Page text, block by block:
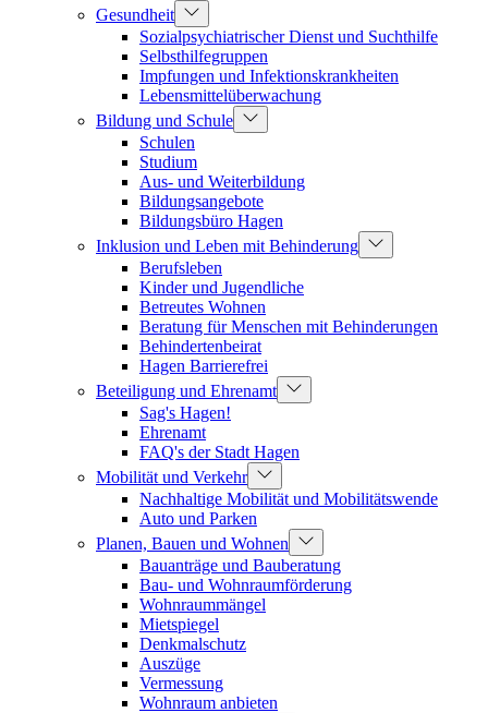
Gesundheit
Sozialpsychiatrischer Dienst und Suchthilfe
Selbsthilfegruppen
Impfungen und Infektionskrankheiten
Lebensmittelüberwachung
Bildung und Schule
Schulen
Studium
Aus- und Weiterbildung
Bildungsangebote
Bildungsbüro Hagen
Inklusion und Leben mit Behinderung
Berufsleben
Kinder und Jugendliche
Betreutes Wohnen
Beratung für Menschen mit Behinderungen
Behindertenbeirat
Hagen Barrierefrei
Beteiligung und Ehrenamt
Sag's Hagen!
Ehrenamt
FAQ's der Stadt Hagen
Mobilität und Verkehr
Nachhaltige Mobilität und Mobilitätswende
Auto und Parken
Planen, Bauen und Wohnen
Bauanträge und Bauberatung
Bau- und Wohnraumförderung
Wohnraummängel
Mietspiegel
Denkmalschutz
Auszüge
Vermessung
Wohnraum anbieten